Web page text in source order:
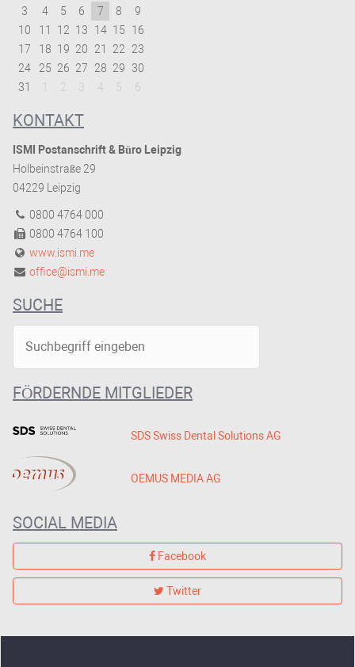
3
4 5 6 7 8
9
10
11 12 13 14 15
16
17
18 19 20 21 22
23
24
25 26 27 28 29 30
31
2 3 4 5 6
KONTAKT
ISMI Postanschrift & Büro Leipzig
Holbeinstraße 29
04229 Leipzig
0800 4764 000
0800 4764 100
www.ismi.me
office@ismi.me
SUCHE
FÖRDERNDE MITGLIEDER
SDS Swiss Dental Solutions AG
OEMUS MEDIA AG
SOCIAL MEDIA
Facebook
Twitter